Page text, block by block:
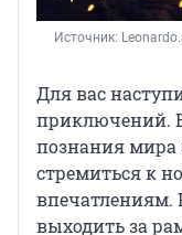
Источник:
Для вас
приключений.
познания мира
стремиться к
впечатлениям.
выходить за